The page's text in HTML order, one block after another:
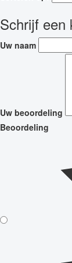
Schrijf een
Uw naam
Uw beoordeling
Beoordeling